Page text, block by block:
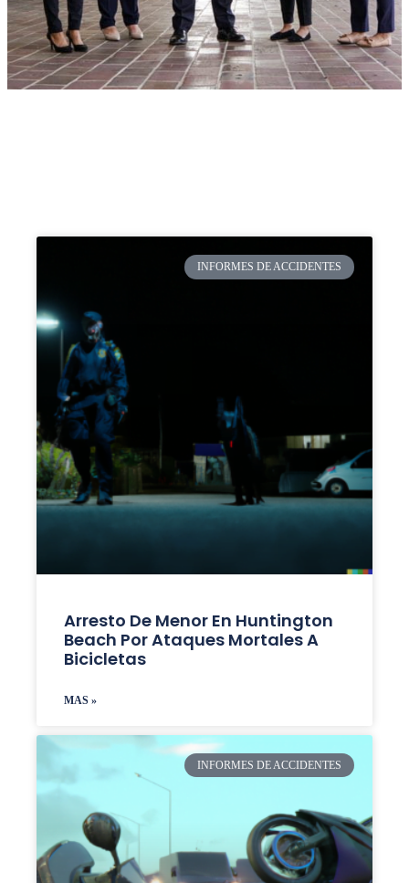
INFORMES DE ACCIDENTES
Arresto De Menor En Huntington
Beach Por Ataques Mortales A
Bicicletas
MAS »
INFORMES DE ACCIDENTES